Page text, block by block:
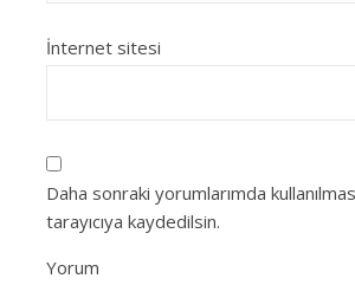
İnternet sitesi
Daha sonraki yorumlarımda
tarayıcıya kaydedilsin.
Yorum